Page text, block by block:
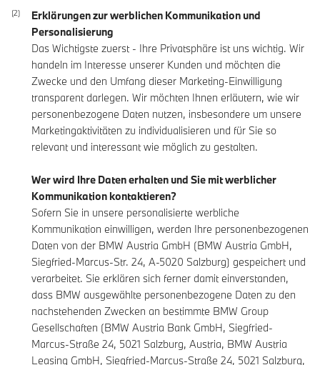
Erklärungen zur werblichen Kommunikation und
Personalisierung
Das Wichtigste zuerst - Ihre Privatsphäre ist uns wichtig. Wir
handeln im Interesse unserer Kunden und möchten die
Zwecke und den Umfang dieser Marketing-Einwilligung
transparent darlegen. Wir möchten Ihnen erläutern, wie wir
personenbezogene Daten nutzen, insbesondere um unsere
Marketingaktivitäten zu individualisieren und für Sie so
relevant und interessant wie möglich zu gestalten.
Wer wird Ihre Daten erhalten und Sie mit werblicher
Kommunikation kontaktieren?
Sofern Sie in unsere personalisierte werbliche
Kommunikation einwilligen, werden Ihre personenbezogenen
Daten von der BMW Austria GmbH (BMW Austria GmbH,
Siegfried-Marcus-Str. 24, A-5020 Salzburg) gespeichert und
verarbeitet. Sie erklären sich ferner damit einverstanden,
dass BMW ausgewählte personenbezogene Daten zu den
nachstehenden Zwecken an bestimmte BMW Group
Gesellschaften (BMW Austria Bank GmbH, Siegfried-
Marcus-Straße 24, 5021 Salzburg, Austria, BMW Austria
Leasing GmbH, Siegfried-Marcus-Straße 24, 5021 Salzburg,